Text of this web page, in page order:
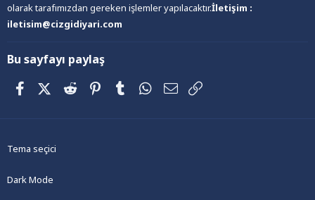
olarak tarafımızdan gereken işlemler yapılacaktır.İletişim :
iletisim@cizgidiyari.com
Bu sayfayı paylaş
FacebookX (Twitter)
Reddit PinterestTumblrWhatsApp
E-posta
Tema seçici
Dark Mode